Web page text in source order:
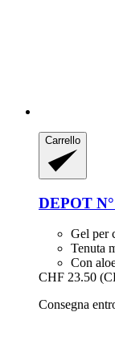
Carrello
DEPOT
Gel per
Tenuta
Con
CHF 23.50
Consegna